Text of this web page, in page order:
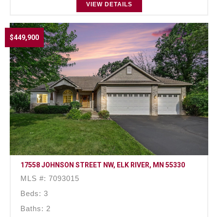
VIEW DETAILS
$449,900
17558 JOHNSON STREET NW, ELK RIVER, MN 55330
MLS #: 7093015
Beds: 3
Baths: 2